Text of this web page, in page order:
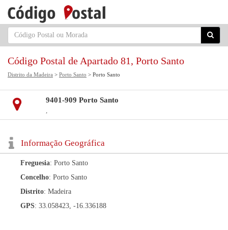
Código Postal de Apartado 81, Porto Santo
Distrito da Madeira > Porto Santo > Porto Santo
9401-909 Porto Santo
,
Informação Geográfica
Freguesia: Porto Santo
Concelho: Porto Santo
Distrito: Madeira
GPS: 33.058423, -16.336188